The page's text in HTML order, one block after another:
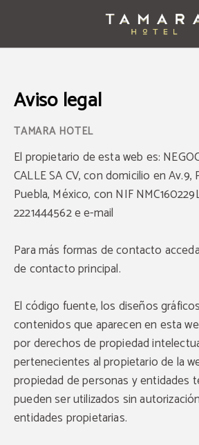
Aviso legal
El propietario de esta web es:
CALLE SA CV, con domicilio en
Puebla, México, con NIF
2221444562 e e-mail
Para más formas de contacto
de contacto principal.
El código fuente, los diseños
contenidos que aparecen en esta
por derechos de propiedad
pertenecientes al propietario de la
propiedad de personas y entidades
pueden ser utilizados sin
entidades propietarias.